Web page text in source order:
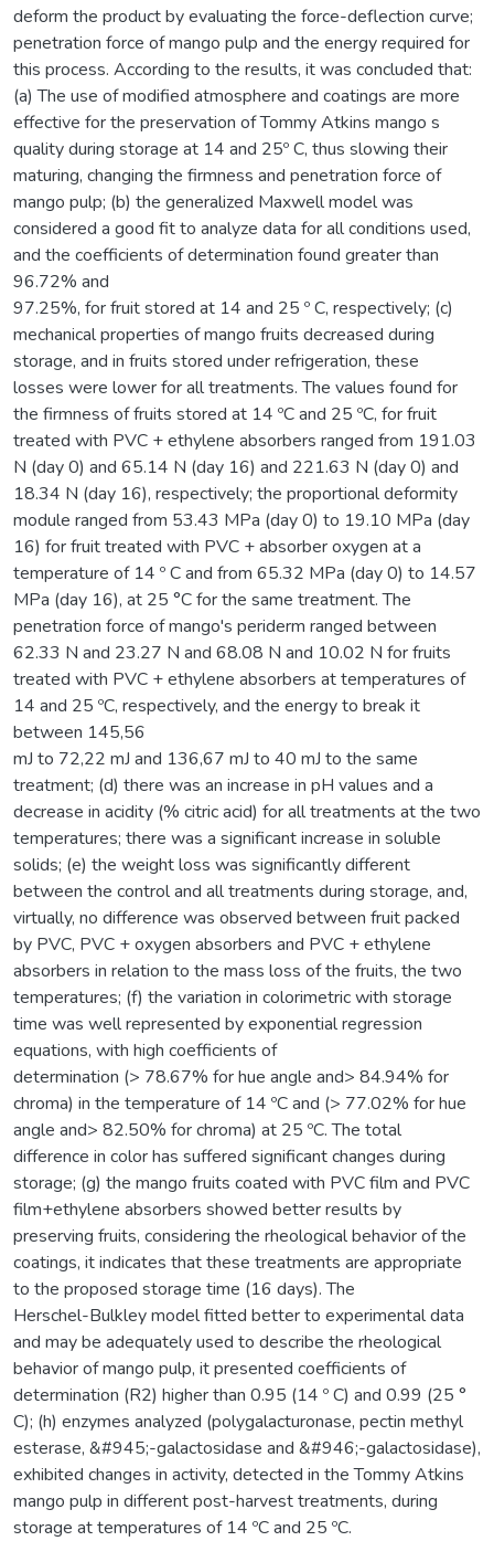
deform the product by evaluating the force-deflection curve;
penetration force of mango pulp and the energy required for
this process. According to the results, it was concluded that:
(a) The use of modified atmosphere and coatings are more
effective for the preservation of Tommy Atkins mango s
quality during storage at 14 and 25º C, thus slowing their
maturing, changing the firmness and penetration force of
mango pulp; (b) the generalized Maxwell model was
considered a good fit to analyze data for all conditions used,
and the coefficients of determination found greater than
96.72% and
97.25%, for fruit stored at 14 and 25 º C, respectively; (c)
mechanical properties of mango fruits decreased during
storage, and in fruits stored under refrigeration, these
losses were lower for all treatments. The values found for
the firmness of fruits stored at 14 ºC and 25 ºC, for fruit
treated with PVC + ethylene absorbers ranged from 191.03
N (day 0) and 65.14 N (day 16) and 221.63 N (day 0) and
18.34 N (day 16), respectively; the proportional deformity
module ranged from 53.43 MPa (day 0) to 19.10 MPa (day
16) for fruit treated with PVC + absorber oxygen at a
temperature of 14 º C and from 65.32 MPa (day 0) to 14.57
MPa (day 16), at 25 °C for the same treatment. The
penetration force of mango's periderm ranged between
62.33 N and 23.27 N and 68.08 N and 10.02 N for fruits
treated with PVC + ethylene absorbers at temperatures of
14 and 25 ºC, respectively, and the energy to break it
between 145,56
mJ to 72,22 mJ and 136,67 mJ to 40 mJ to the same
treatment; (d) there was an increase in pH values and a
decrease in acidity (% citric acid) for all treatments at the two
temperatures; there was a significant increase in soluble
solids; (e) the weight loss was significantly different
between the control and all treatments during storage, and,
virtually, no difference was observed between fruit packed
by PVC, PVC + oxygen absorbers and PVC + ethylene
absorbers in relation to the mass loss of the fruits, the two
temperatures; (f) the variation in colorimetric with storage
time was well represented by exponential regression
equations, with high coefficients of
determination (> 78.67% for hue angle and> 84.94% for
chroma) in the temperature of 14 ºC and (> 77.02% for hue
angle and> 82.50% for chroma) at 25 ºC. The total
difference in color has suffered significant changes during
storage; (g) the mango fruits coated with PVC film and PVC
film+ethylene absorbers showed better results by
preserving fruits, considering the rheological behavior of the
coatings, it indicates that these treatments are appropriate
to the proposed storage time (16 days). The
Herschel-Bulkley model fitted better to experimental data
and may be adequately used to describe the rheological
behavior of mango pulp, it presented coefficients of
determination (R2) higher than 0.95 (14 º C) and 0.99 (25 °
C); (h) enzymes analyzed (polygalacturonase, pectin methyl
esterase, &#945;-galactosidase and &#946;-galactosidase),
exhibited changes in activity, detected in the Tommy Atkins
mango pulp in different post-harvest treatments, during
storage at temperatures of 14 ºC and 25 ºC.